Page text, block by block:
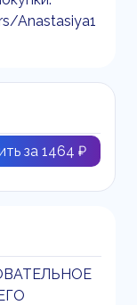
Anastasiya1
за 1464 ₽